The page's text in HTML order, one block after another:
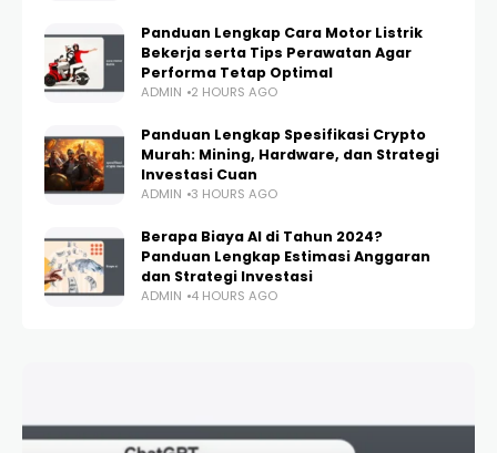
Panduan Lengkap Cara Motor Listrik
Bekerja serta Tips Perawatan Agar
Performa Tetap Optimal
ADMIN 2 HOURS AGO
Panduan Lengkap Spesifikasi Crypto
Murah: Mining, Hardware, dan Strategi
Investasi Cuan
ADMIN 3 HOURS AGO
Berapa Biaya AI di Tahun 2024?
Panduan Lengkap Estimasi Anggaran
dan Strategi Investasi
ADMIN 4 HOURS AGO